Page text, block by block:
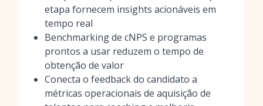
etapa fornecem insights acionáveis em
tempo real
Benchmarking de cNPS e programas
prontos a usar reduzem o tempo de
obtenção de valor
Conecta o feedback do candidato a
métricas operacionais de aquisição de